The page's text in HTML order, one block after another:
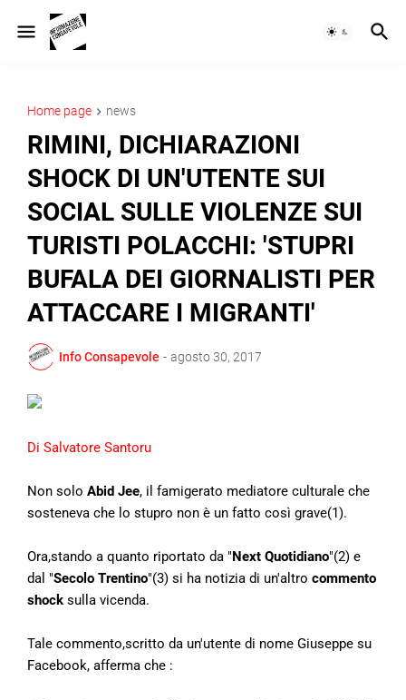
Home page news
RIMINI, DICHIARAZIONI
SHOCK DI UN'UTENTE SUI
SOCIAL SULLE VIOLENZE SUI
TURISTI POLACCHI: 'STUPRI
BUFALA DEI GIORNALISTI PER
ATTACCARE I MIGRANTI'
Info Consapevole - agosto 30, 2017
Di Salvatore Santoru
Non solo Abid Jee, il famigerato mediatore culturale che
sosteneva che lo stupro non è un fatto così grave(1).
Ora,stando a quanto riportato da "Next Quotidiano"(2) e
dal "Secolo Trentino"(3) si ha notizia di un'altro commento
shock sulla vicenda.
Tale commento,scritto da un'utente di nome Giuseppe su
Facebook, afferma che :